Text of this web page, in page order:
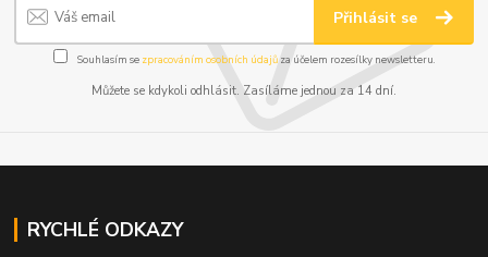
Přihlásit se
Souhlasím se zpracováním osobních údajůza účelem rozesílky newsletteru.
Můžete se kdykoli odhlásit. Zasíláme jednou za 14 dní.
RYCHLÉ ODKAZY